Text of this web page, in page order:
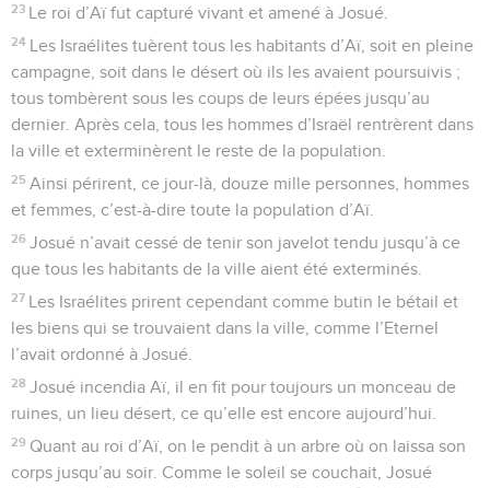
23 Le roi d’Aï fut capturé vivant et amené à Josué.
24 Les Israélites tuèrent tous les habitants d’Aï, soit en pleine
campagne, soit dans le désert où ils les avaient poursuivis ;
tous tombèrent sous les coups de leurs épées jusqu’au
dernier. Après cela, tous les hommes d’Israël rentrèrent dans
la ville et exterminèrent le reste de la population.
25 Ainsi périrent, ce jour-là, douze mille personnes, hommes
et femmes, c’est-à-dire toute la population d’Aï.
26 Josué n’avait cessé de tenir son javelot tendu jusqu’à ce
que tous les habitants de la ville aient été exterminés.
27 Les Israélites prirent cependant comme butin le bétail et
les biens qui se trouvaient dans la ville, comme l’Eternel
l’avait ordonné à Josué.
28 Josué incendia Aï, il en fit pour toujours un monceau de
ruines, un lieu désert, ce qu’elle est encore aujourd’hui.
29 Quant au roi d’Aï, on le pendit à un arbre où on laissa son
corps jusqu’au soir. Comme le soleil se couchait, Josué